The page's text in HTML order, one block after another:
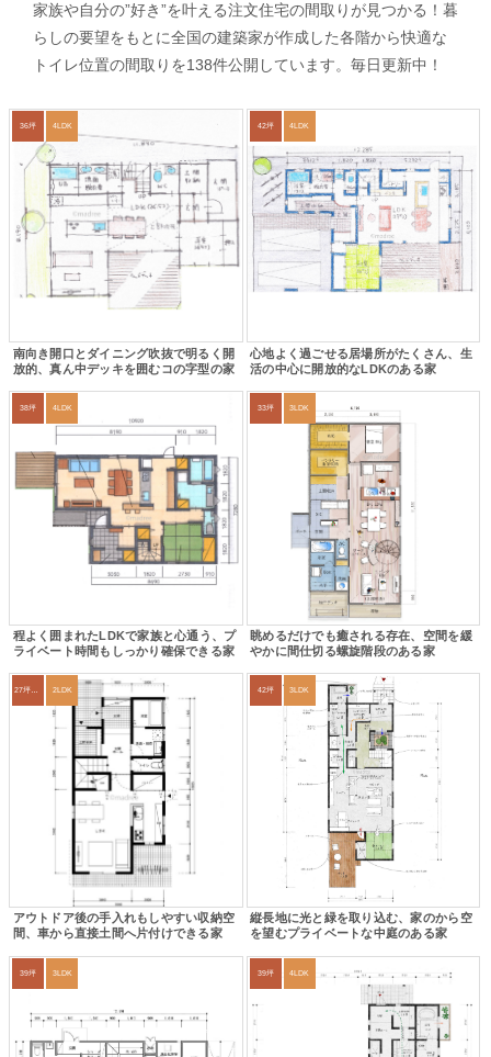
家族や自分の”好き”を叶える注文住宅の間取りが見つかる！暮
らしの要望をもとに全国の建築家が作成した各階から快適な
トイレ位置の間取りを138件公開しています。毎日更新中！
36坪 4LDK
南向き開口とダイニング吹抜で明るく開
放的、真ん中デッキを囲むコの字型の家
42坪 4LDK
心地よく過ごせる居場所がたくさん、生
活の中心に開放的なLDKのある家
38坪 4LDK
程よく囲まれたLDKで家族と心通う、プ
ライベート時間もしっかり確保できる家
33坪 3LDK
眺めるだけでも癒される存在、空間を緩
やかに間仕切る螺旋階段のある家
2LDK
アウトドア後の手入れもしやすい収納空
間、車から直接土間へ片付けできる家
42坪 3LDK
縦長地に光と緑を取り込む、家のから空
を望むプライベートな中庭のある家
39坪 3LDK 39坪 4LDK